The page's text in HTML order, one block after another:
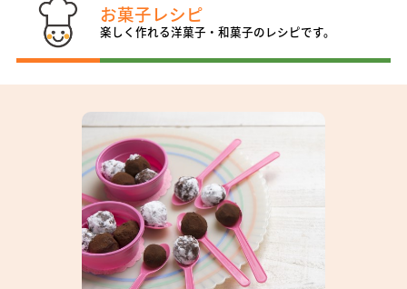
お菓子レシピ
楽しく作れる洋菓子・和菓子のレシピです。